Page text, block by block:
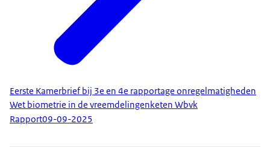
Eerste Kamerbrief bij 3e en 4e rapportage onregelmatigheden
Wet biometrie in de vreemdelingenketen Wbvk
Rapport09-09-2025